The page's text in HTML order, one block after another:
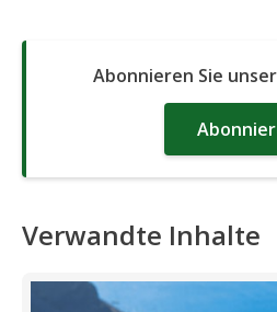
Abonnieren Sie
Verwandte Inhalte